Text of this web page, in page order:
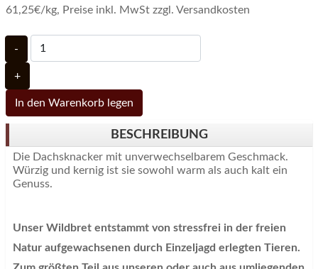
61,25€/kg, Preise inkl. MwSt zzgl. Versandkosten
-
+
In den Warenkorb legen
BESCHREIBUNG
Die Dachsknacker mit unverwechselbarem Geschmack.
Würzig und kernig ist sie sowohl warm als auch kalt ein
Genuss.
Unser Wildbret entstammt von stressfrei in der freien
Natur aufgewachsenen durch Einzeljagd erlegten Tieren.